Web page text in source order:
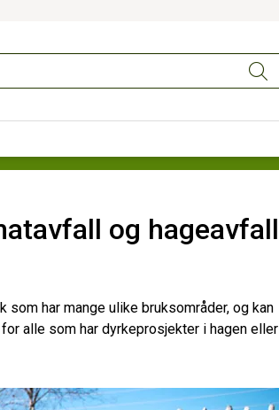
og hageavfall
har mange ulike bruksområder, og kan
alle som har dyrkeprosjekter i hagen eller